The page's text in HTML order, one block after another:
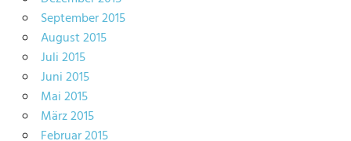
September 2015
August 2015
Juli 2015
Juni 2015
Mai 2015
März 2015
Februar 2015